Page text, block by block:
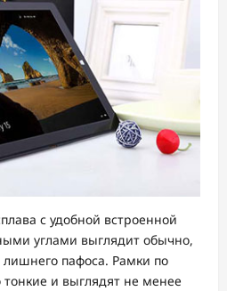
с удобной встроенной
углами выглядит обычно,
лишнего пафоса. Рамки по
и выглядят не менее